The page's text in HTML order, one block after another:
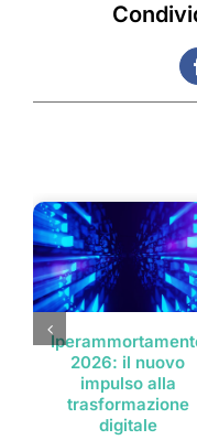
2026: il nuovo
impulso alla
trasformazione
digitale